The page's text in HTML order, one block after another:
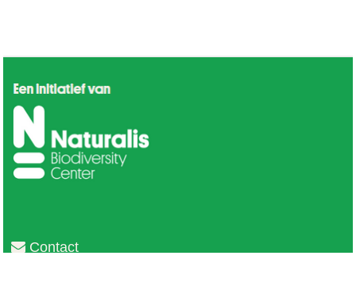
Contact